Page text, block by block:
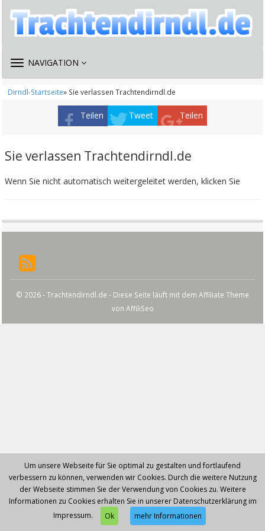
TOGGLE
NAVIGATION
Dirndl-Startseite» Sie verlassen Trachtendirndl.de
Teilen Tweet Teilen
Sie verlassen Trachtendirndl.de
Wenn Sie nicht automatisch weitergeleitet werden, klicken Sie
© 2026 - Trachtendirndl.de - Diese Seite läuft mit dem Affiliate Theme
von AffiliSeo
Um unsere Webseite für Sie optimal zu gestalten und fortlaufend
verbessern zu können, verwenden wir Cookies. Durch die weitere Nutzung
der Webseite stimmen Sie der Verwendung von Cookies zu. Weitere
Informationen zu Cookies erhalten Sie in unserer Datenschutzerklärung im
Impressum.
Ok mehr Informationen